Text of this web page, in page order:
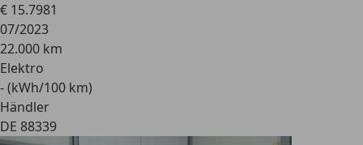
€ 15.7981
07/2023
22.000 km
Elektro
- (kWh/100 km)
Händler
DE 88339